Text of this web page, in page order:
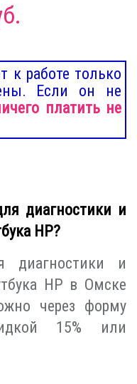
к работе только
Если он не
платить не
диагностики и
HP?
диагностики и
HP в Омске
через форму
15% или